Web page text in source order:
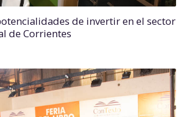
de invertir en el sector
de Corrientes